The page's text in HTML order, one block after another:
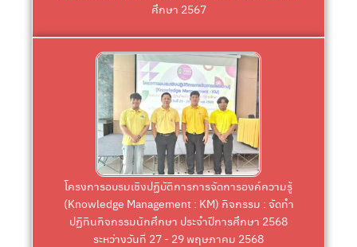
ศึกษา 2567
โครงการอบรมเชิงปฏิบัติการการจัดการองค์ความรู้
(Knowledge Management : KM) กิจกรรม : จัดทำ
ปฏิทินกิจกรรมนักศึกษา ประจำปีการศึกษา 2568
ระหว่างวันที่ 27 - 29 พฤษภาคม 2568
ผู้ช่วยศาสตราจารย์ ดร.ดิฐพงษ์ อุเทศธำรง รอง
คณบดีฝ่ายกิจการนักศึกษาและวัฒนธรรม คณะ
มนุษยศาสตร์และสังคมศาสตร์ พร้อมด้วยบุคลากร
และนักศึกษา เข้าร่วมโครงการอบรมเชิงปฏิบัติการ
การจัดการองค์ความรู้ (Knowledge Management :
KM)
Click